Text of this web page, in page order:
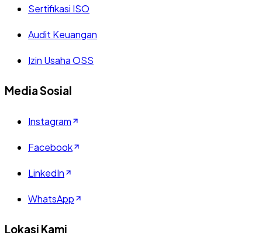
Sertifikasi ISO
Audit Keuangan
Izin Usaha OSS
Media Sosial
Instagram
Facebook
LinkedIn
WhatsApp
Lokasi Kami